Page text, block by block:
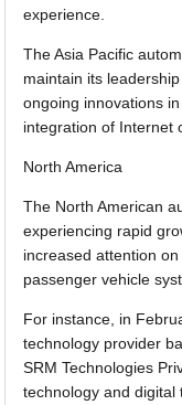
experience.
The Asia Pacific
maintain its
ongoing innovations
integration of Internet
North America
The North American
experiencing rapid
increased attention
passenger vehicle
For instance, in
technology provider
SRM Technologies
technology and